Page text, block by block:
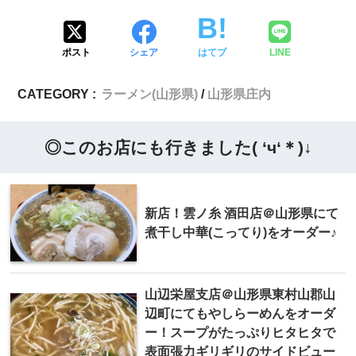
ポスト シェア はてブ LINE
CATEGORY : ラーメン(山形県) 山形県庄内
◎このお店にも行きました( ‘ч‘＊)↓
新店！雲ノ糸 酒田店＠山形県にて
煮干し中華(こってり)をオーダー♪
山辺栄屋支店＠山形県東村山郡山
辺町にてもやしらーめんをオーダ
ー！スープがたっぷりヒタヒタで
表面張力ギリギリのサイドビュー